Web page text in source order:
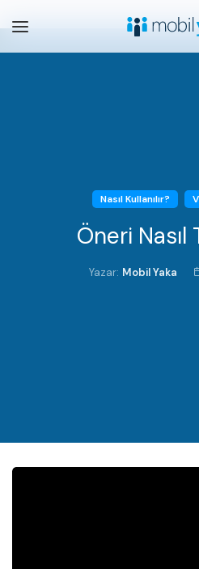
Nasıl Kullanılır?
Öneri Nasıl
Yazar: Mobil Yaka